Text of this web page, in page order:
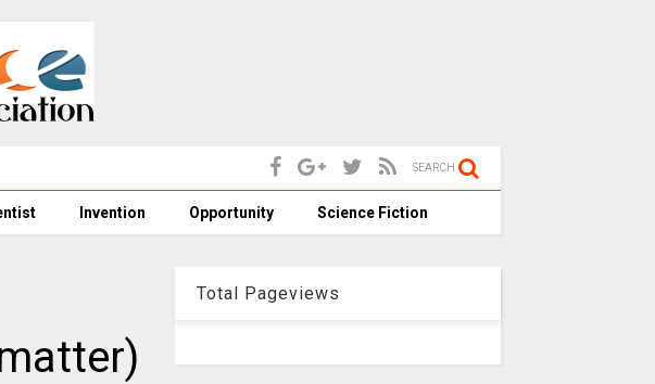
SEARCH
Invention Opportunity Science Fiction
Total Pageviews